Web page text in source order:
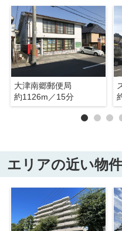
大津南郷郵便局
約1126m／15分
エリアの近い物件